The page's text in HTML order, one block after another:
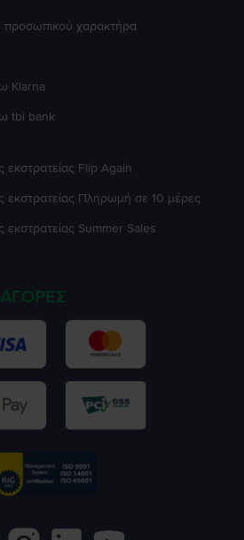
προσωπικού χαρακτήρα
Klarna
tbi bank
εκστρατείας Flip Again
εκστρατείας Πληρωμή σε 10 μέρες
εκστρατείας Summer Sales